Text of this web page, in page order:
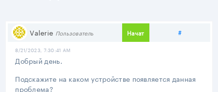
Valerie Пользователь Начат #
8/21/2023, 7:30:41 AM
Добрый день.
Подскажите на каком устройстве появляется данная
проблема?